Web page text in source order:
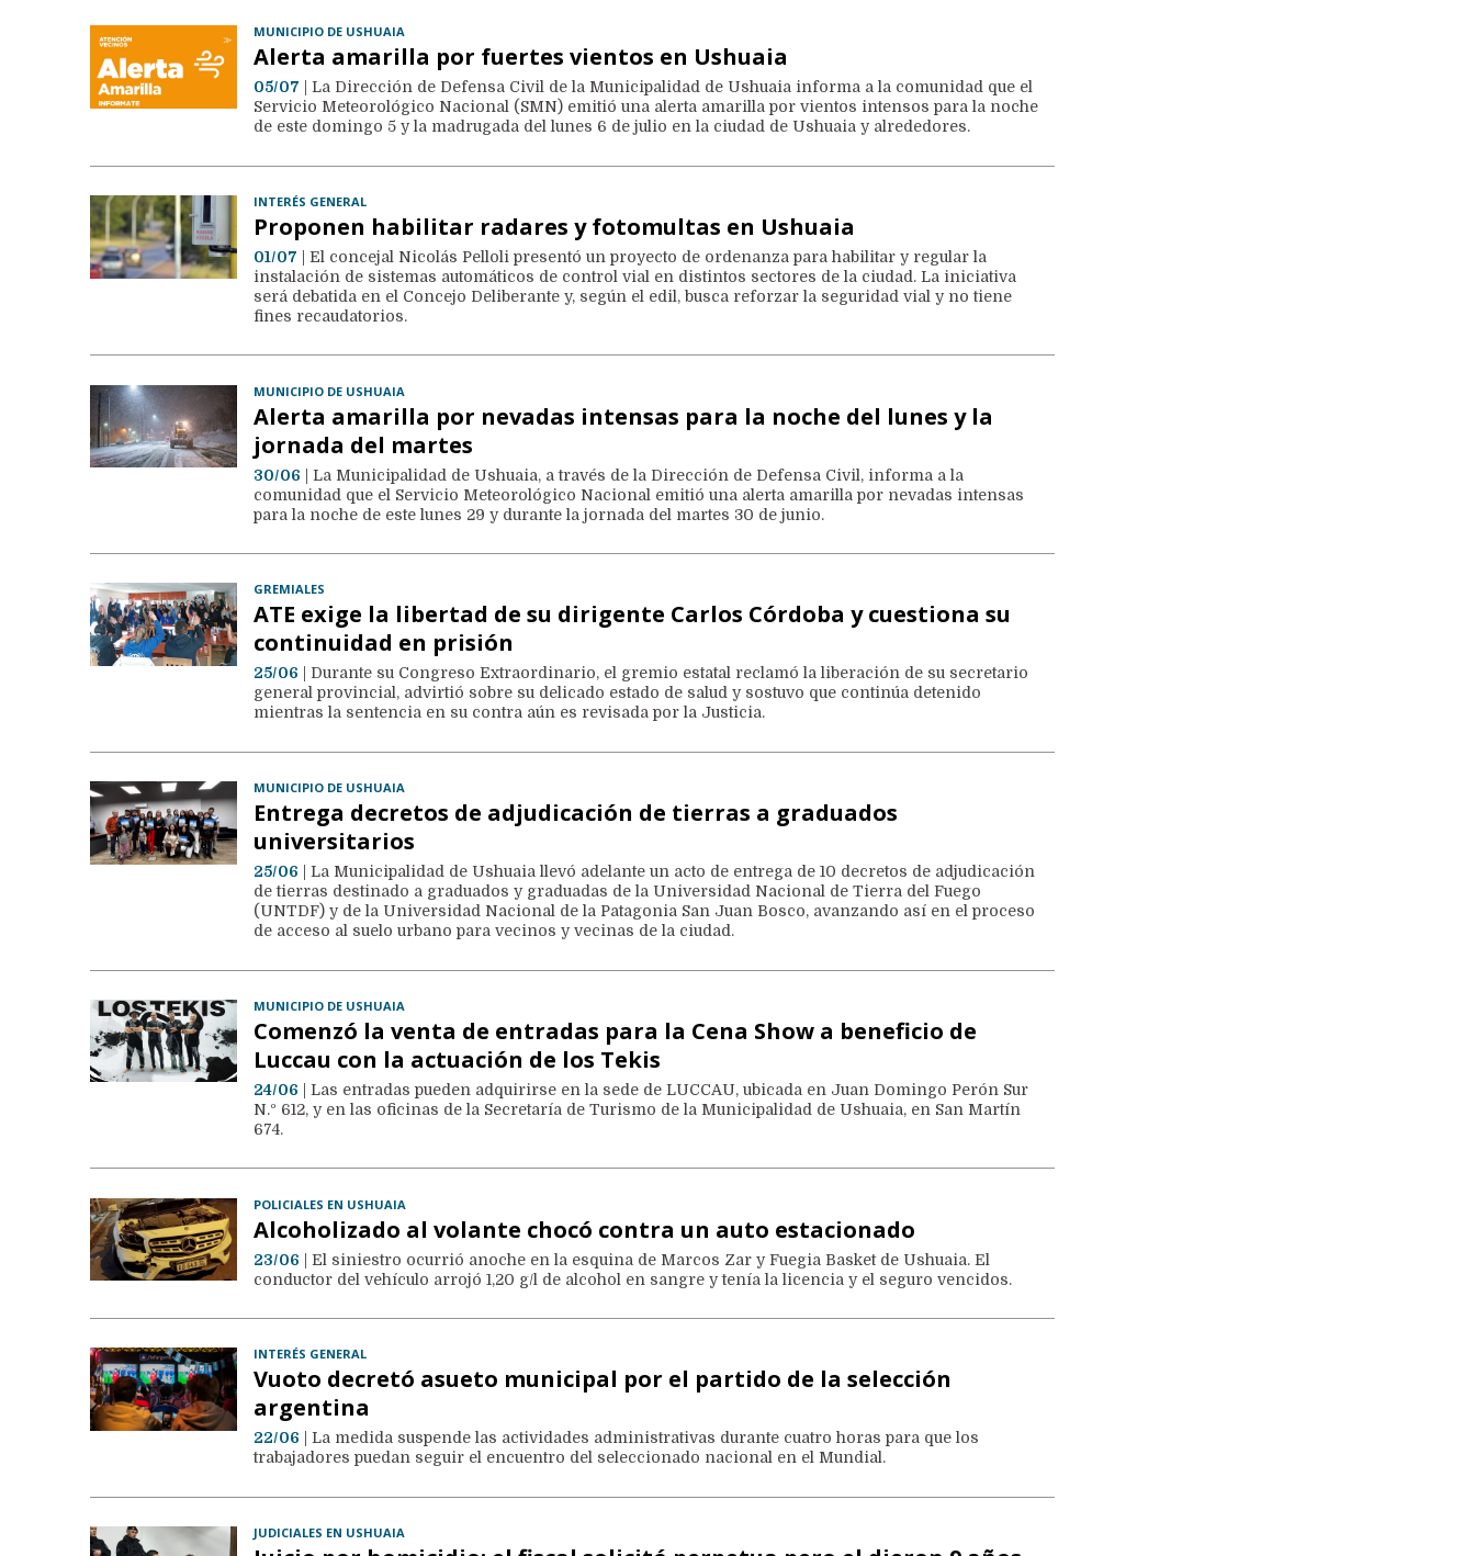
MUNICIPIO DE USHUAIA
Alerta amarilla por fuertes vientos en Ushuaia
05/07 | La Dirección de Defensa Civil de la Municipalidad de Ushuaia informa a la comunidad que el
Servicio Meteorológico Nacional (SMN) emitió una alerta amarilla por vientos intensos para la noche
de este domingo 5 y la madrugada del lunes 6 de julio en la ciudad de Ushuaia y alrededores.
INTERÉS GENERAL
Proponen habilitar radares y fotomultas en Ushuaia
01/07 | El concejal Nicolás Pelloli presentó un proyecto de ordenanza para habilitar y regular la
instalación de sistemas automáticos de control vial en distintos sectores de la ciudad. La iniciativa
será debatida en el Concejo Deliberante y, según el edil, busca reforzar la seguridad vial y no tiene
fines recaudatorios.
MUNICIPIO DE USHUAIA
Alerta amarilla por nevadas intensas para la noche del lunes y la
jornada del martes
30/06 | La Municipalidad de Ushuaia, a través de la Dirección de Defensa Civil, informa a la
comunidad que el Servicio Meteorológico Nacional emitió una alerta amarilla por nevadas intensas
para la noche de este lunes 29 y durante la jornada del martes 30 de junio.
GREMIALES
ATE exige la libertad de su dirigente Carlos Córdoba y cuestiona su
continuidad en prisión
25/06 | Durante su Congreso Extraordinario, el gremio estatal reclamó la liberación de su secretario
general provincial, advirtió sobre su delicado estado de salud y sostuvo que continúa detenido
mientras la sentencia en su contra aún es revisada por la Justicia.
MUNICIPIO DE USHUAIA
Entrega decretos de adjudicación de tierras a graduados
universitarios
25/06 | La Municipalidad de Ushuaia llevó adelante un acto de entrega de 10 decretos de adjudicación
de tierras destinado a graduados y graduadas de la Universidad Nacional de Tierra del Fuego
(UNTDF) y de la Universidad Nacional de la Patagonia San Juan Bosco, avanzando así en el proceso
de acceso al suelo urbano para vecinos y vecinas de la ciudad.
MUNICIPIO DE USHUAIA
Comenzó la venta de entradas para la Cena Show a beneficio de
Luccau con la actuación de los Tekis
24/06 | Las entradas pueden adquirirse en la sede de LUCCAU, ubicada en Juan Domingo Perón Sur
N.º 612, y en las oficinas de la Secretaría de Turismo de la Municipalidad de Ushuaia, en San Martín
674.
POLICIALES EN USHUAIA
Alcoholizado al volante chocó contra un auto estacionado
23/06 | El siniestro ocurrió anoche en la esquina de Marcos Zar y Fuegia Basket de Ushuaia. El
conductor del vehículo arrojó 1,20 g/l de alcohol en sangre y tenía la licencia y el seguro vencidos.
INTERÉS GENERAL
Vuoto decretó asueto municipal por el partido de la selección
argentina
22/06 | La medida suspende las actividades administrativas durante cuatro horas para que los
trabajadores puedan seguir el encuentro del seleccionado nacional en el Mundial.
JUDICIALES EN USHUAIA